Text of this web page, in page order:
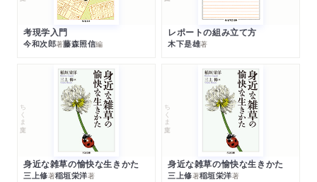
考現学入門
今和次郎著藤森照信編
レポートの組み立て方
木下是雄著
ちくま文庫
身近な雑草の愉快な生きかた
三上修著稲垣栄洋著
ちくま文庫
身近な雑草の愉快な生きかた
三上修著稲垣栄洋著